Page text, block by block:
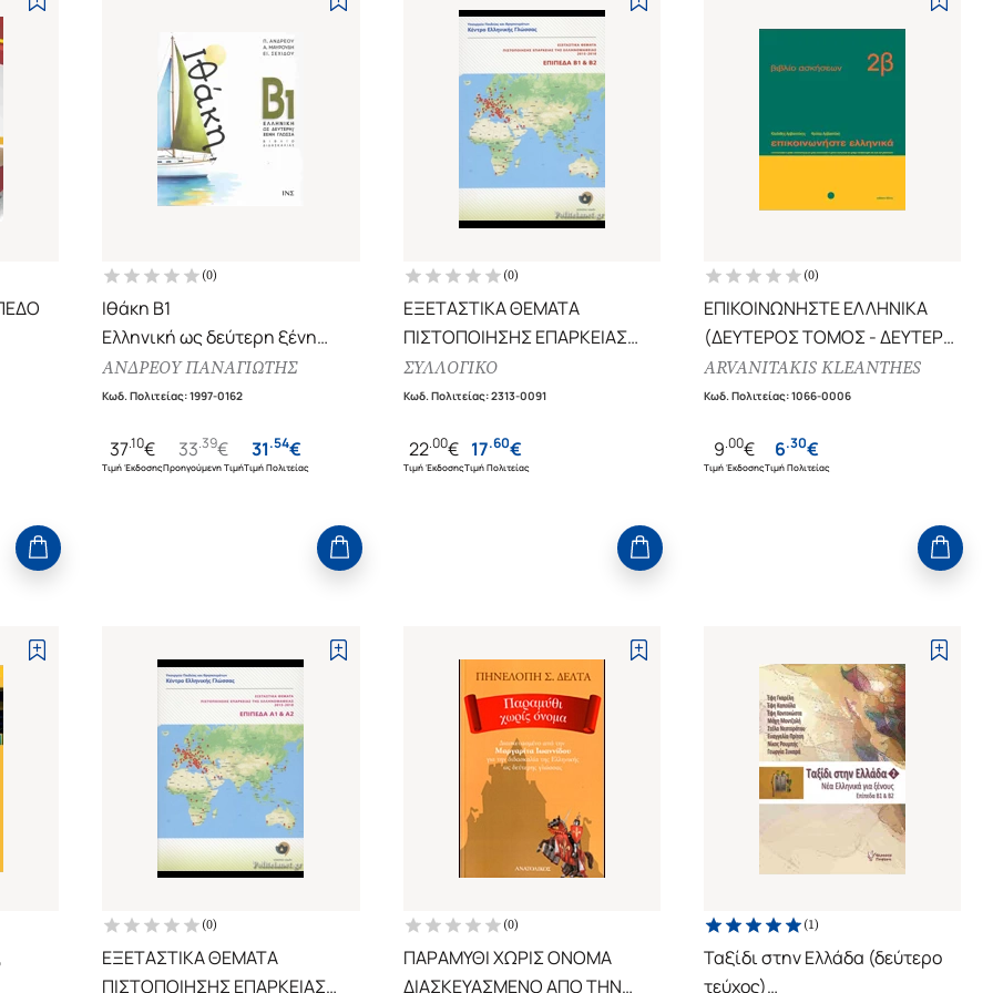
(0)
Ιθάκη Β1
Ελληνική ως δεύτερη ξένη
γλώσσα
ΑΝΔΡΕΟΥ ΠΑΝΑΓΙΩΤΗΣ
Κωδ. Πολιτείας:1997-0162
37.10€
Τιμή Έκδοσης
33.39€
Προηγούμενη Τιμή
31.54€
Τιμή Πολιτείας
(0)
ΕΞΕΤΑΣΤΙΚΑ ΘΕΜΑΤΑ
ΠΙΣΤΟΠΟΙΗΣΗΣ ΕΠΑΡΚΕΙΑΣ
ΤΗΣ ΕΛΛΗΝΟΜΑΘΕΙΑΣ 2015-
2018
ΣΥΛΛΟΓΙΚΟ
Κωδ. Πολιτείας:2313-0091
22.00€
Τιμή Έκδοσης
17.60€
Τιμή Πολιτείας
(0)
ΕΠΙΚΟΙΝΩΝΗΣΤΕ ΕΛΛΗΝΙΚΑ
(ΔΕΥΤΕΡΟΣ ΤΟΜΟΣ - ΔΕΥΤΕΡΟ
ΜΕΡΟΣ)
ΒΙΒΛΙΟ ΑΣΚΗΣΕΩΝ
ARVANITAKIS KLEANTHES
Κωδ. Πολιτείας:1066-0006
9.00€
Τιμή Έκδοσης
6.30€
Τιμή Πολιτείας
(0)
ΕΞΕΤΑΣΤΙΚΑ ΘΕΜΑΤΑ
ΠΙΣΤΟΠΟΙΗΣΗΣ ΕΠΑΡΚΕΙΑΣ
(0)
ΠΑΡΑΜΥΘΙ ΧΩΡΙΣ ΟΝΟΜΑ
ΔΙΑΣΚΕΥΑΣΜΕΝΟ ΑΠΟ ΤΗΝ
(1)
Ταξίδι στην Ελλάδα (δεύτερο
τεύχος)